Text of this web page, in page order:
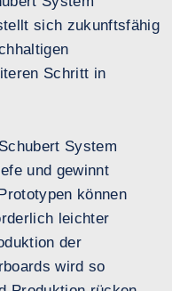
sich zukunftsfähig
Schritt in
System
und gewinnt
können
leichter
der
wird so